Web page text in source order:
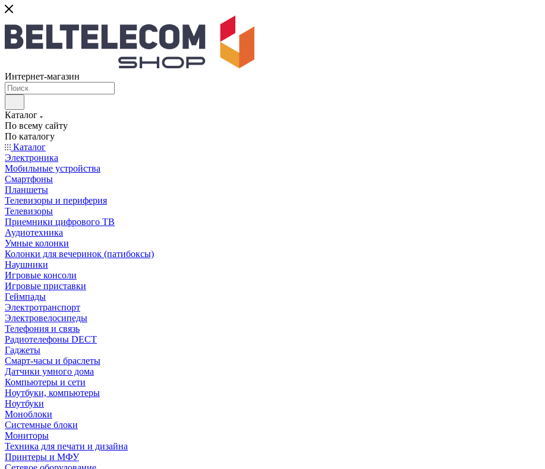
Интернет-магазин
Каталог
По всему сайту
По каталогу
Каталог
Электроника
Мобильные устройства
Смартфоны
Планшеты
Телевизоры и периферия
Телевизоры
Приемники цифрового ТВ
Аудиотехника
Умные колонки
Колонки для вечеринок (патибоксы)
Наушники
Игровые консоли
Игровые приставки
Геймпады
Электротранспорт
Электровелосипеды
Телефония и связь
Радиотелефоны DECT
Гаджеты
Смарт-часы и браслеты
Датчики умного дома
Компьютеры и сети
Ноутбуки, компьютеры
Ноутбуки
Моноблоки
Системные блоки
Мониторы
Техника для печати и дизайна
Принтеры и МФУ